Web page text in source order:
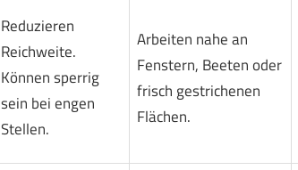
Reduzieren
Reichweite.
Können sperrig
sein bei engen
Stellen.
Arbeiten nahe an
Fenstern, Beeten oder
frisch gestrichenen
Flächen.